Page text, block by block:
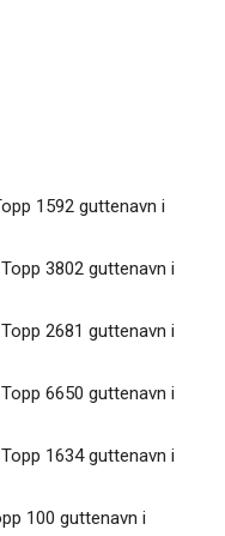
1592 guttenavn i
3802 guttenavn i
2681 guttenavn i
6650 guttenavn i
1634 guttenavn i
100 guttenavn i